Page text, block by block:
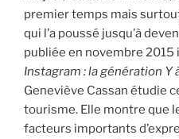
premier temps mais
qui l’a poussé jusqu’à
publiée en novembre
Instagram : la génération Y
Geneviève Cassan étudie
tourisme. Elle montre que
facteurs importants